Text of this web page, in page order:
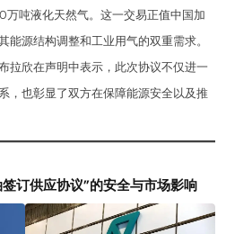
吨液化天然气。这一交易正值中国加
能源结构调整和工业用气的双重需求。
拉欣在声明中表示，此次协议不仅进一
，也彰显了双方在保障能源安全以及推
订供应协议”的安全与市场影响